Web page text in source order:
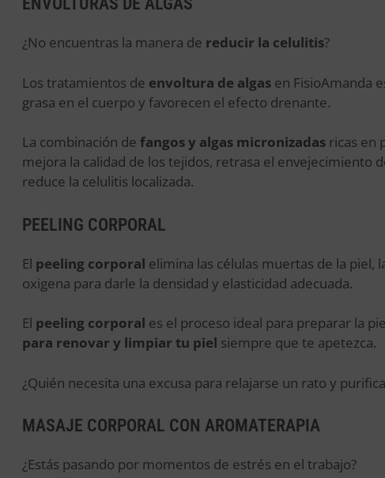
¿No encuentras la manera de reducir la celulitis?
Los tratamientos de envoltura de algasen FisioAmanda
grasa en el cuerpo y favorecen el efecto drenante.
La combinación de fangos y algas micronizadasricas en
mejora la calidad de los tejidos, retrasa el envejecimiento
reduce la celulitis localizada.
PEELING CORPORAL
El peeling corporal elimina las células muertas de la piel,
oxigena para darle la densidad y elasticidad adecuada.
El peeling corporal es el proceso ideal para preparar la
para renovar y limpiar tu piel siempre que te apetezca.
¿Quién necesita una excusa para relajarse un rato y
MASAJE CORPORAL CON AROMATERAPIA
¿Estás pasando por momentos de estrés en el trabajo?